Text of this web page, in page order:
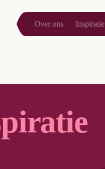
Over ons Inspiratie